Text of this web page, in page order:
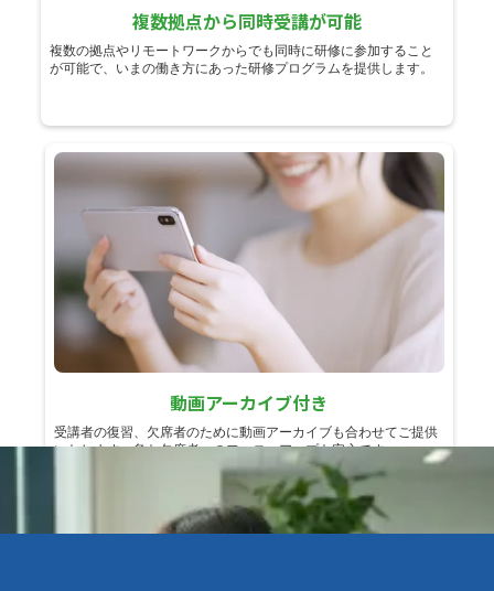
複数拠点から同時受講が可能
複数の拠点やリモートワークからでも同時に研修に参加すること
が可能で、いまの働き方にあった研修プログラムを提供します。
動画アーカイブ付き
受講者の復習、欠席者のために動画アーカイブも合わせてご提供
いたします。急な欠席者へのフォローアップも安心です。